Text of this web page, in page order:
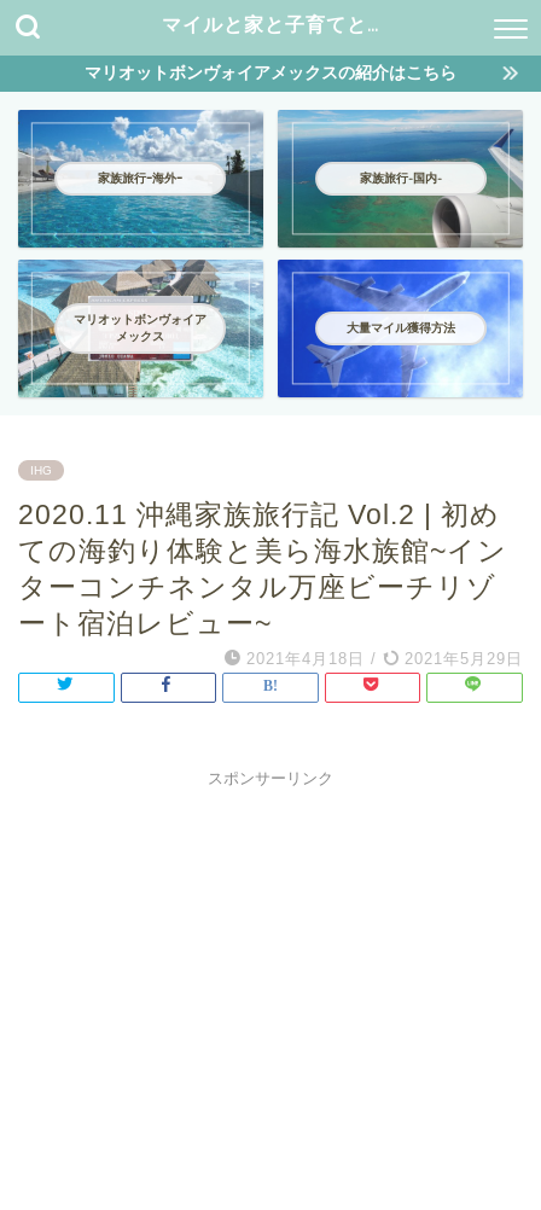
マイルと家と子育てと…
マリオットボンヴォイアメックスの紹介はこちら
家族旅行ｰ海外ｰ 家族旅行-国内-
マリオットボンヴォイア
メックス
大量マイル獲得方法
IHG
2020.11 沖縄家族旅行記 Vol.2 | 初め
ての海釣り体験と美ら海水族館~イン
ターコンチネンタル万座ビーチリゾ
ート宿泊レビュー~
2021年4月18日 / 2021年5月29日
スポンサーリンク